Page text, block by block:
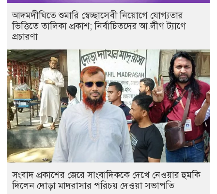
আদমদীঘিতে শুমারি স্বেচ্ছাসেবী নিয়োগে যোগ্যতার
ভিত্তিতে তালিকা প্রকাশ; নির্বাচিতদের আ.লীগ ট্যাগে
প্রচারণা
সংবাদ প্রকাশের জেরে সাংবাদিককে দেখে নেওয়ার হুমকি
দিলেন দোড়া মাদরাসার পরিচয় দেওয়া সভাপতি